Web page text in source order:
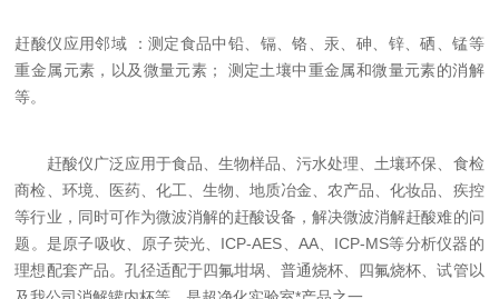
赶酸仪应用邻域 ：测定食品中铅、镉、铬、汞、砷、锌、硒、锰等
重金属元素，以及微量元素； 测定土壤中重金属和微量元素的消解
等。
赶酸仪广泛应用于食品、生物样品、污水处理、土壤环保、食检
商检、环境、医药、化工、生物、地质冶金、农产品、化妆品、疾控
等行业，同时可作为微波消解的赶酸设备，解决微波消解赶酸难的问
题。是原子吸收、原子荧光、ICP-AES、AA、ICP-MS等分析仪器的
理想配套产品。孔径适配于四氟坩埚、普通烧杯、四氟烧杯、试管以